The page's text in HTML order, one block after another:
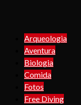
Arqueologia
Aventura
Biologia
Comida
Fotos
Free Diving